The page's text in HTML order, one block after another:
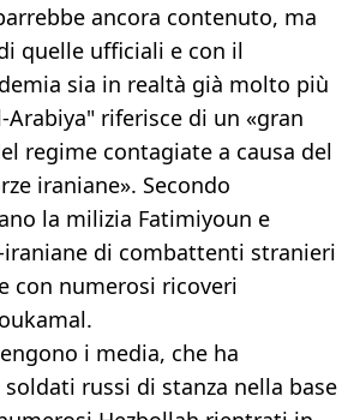
ancora contenuto, ma
quelle ufficiali e con il
sia in realtà già molto più
riferisce di un «gran
regime contagiate a causa del
iraniane». Secondo
la milizia Fatimiyoun e
di combattenti stranieri
con numerosi ricoveri
i media, che ha
russi di stanza nella base